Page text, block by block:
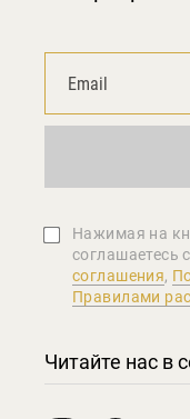
Нажимая на
соглашаетеcь
соглашения,
Правилами
Читайте нас в